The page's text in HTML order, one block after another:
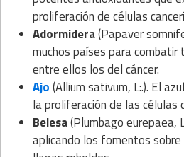
proliferación de células
Adormidera(Papaver
muchos países para
entre ellos los del cáncer.
Ajo(Allium sativum, L:.). El
la proliferación de las células
Belesa(Plumbago eurepaea,
aplicando los fomentos